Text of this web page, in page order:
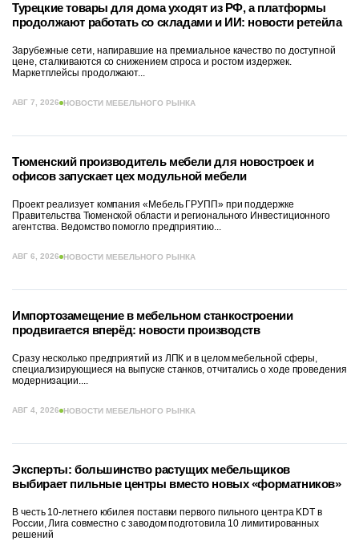
Турецкие товары для дома уходят из РФ, а платформы
продолжают работать со складами и ИИ: новости ретейла
Зарубежные сети, напиравшие на премиальное качество по доступной
цене, сталкиваются со снижением спроса и ростом издержек.
Маркетплейсы продолжают...
АВГ 7, 2026 НОВОСТИ МЕБЕЛЬНОГО РЫНКА
Тюменский производитель мебели для новостроек и
офисов запускает цех модульной мебели
Проект реализует компания «Мебель ГРУПП» при поддержке
Правительства Тюменской области и регионального Инвестиционного
агентства. Ведомство помогло предприятию...
АВГ 6, 2026 НОВОСТИ МЕБЕЛЬНОГО РЫНКА
Импортозамещение в мебельном станкостроении
продвигается вперёд: новости производств
Сразу несколько предприятий из ЛПК и в целом мебельной сферы,
специализирующиеся на выпуске станков, отчитались о ходе проведения
модернизации....
АВГ 4, 2026 НОВОСТИ МЕБЕЛЬНОГО РЫНКА
Эксперты: большинство растущих мебельщиков
выбирает пильные центры вместо новых «форматников»
В честь 10-летнего юбилея поставки первого пильного центра KDT в
России, Лига совместно с заводом подготовила 10 лимитированных
решений